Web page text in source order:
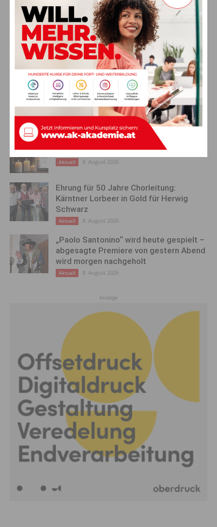
Fraktionen mitgetragen wird.”, meint Bgm.Christian Hecher
Vorheriger Artikel
26. Obergailtaler Berglauf –
Mauthner Alm Lauf 2024: Sieg
der zierlichen Kenianerin
Nächster Artikel
Weiterbildungsförderung in
Kärnten: Eine umfassende
Übersicht
AKTUELLES
Ein langes Leben ging zu Ende: Anna
Stulier im 106. Lebensjahr verstorben
Aktuell 8. August 2026
Ehrung für 50 Jahre Chorleitung:
Kärntner Lorbeer in Gold für Herwig
Schwarz
Aktuell 8. August 2026
„Paolo Santonino“ wird heute gespielt –
abgesagte Premiere von gestern Abend
wird morgen nachgeholt
Aktuell 8. August 2026
Anzeige